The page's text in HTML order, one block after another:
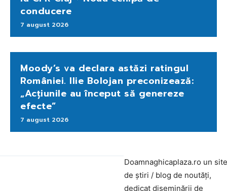
conducere
7 august 2026
Moody’s va declara astăzi ratingul
României. Ilie Bolojan preconizează:
„Acțiunile au început să genereze
efecte”
7 august 2026
Doamnaghicaplaza.ro un site
de știri / blog de noutăți,
dedicat diseminării de